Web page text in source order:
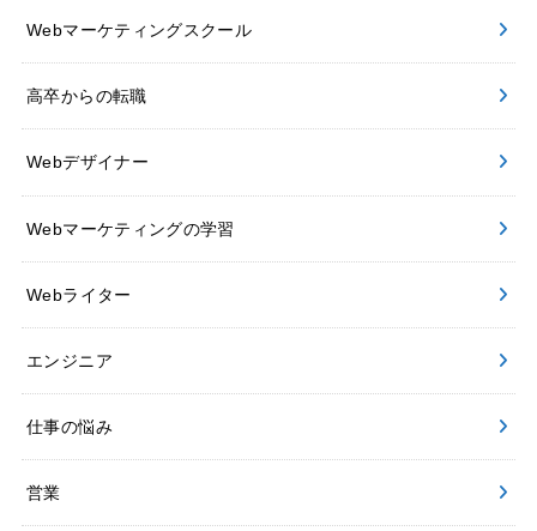
Webマーケティングスクール
高卒からの転職
Webデザイナー
Webマーケティングの学習
Webライター
エンジニア
仕事の悩み
営業